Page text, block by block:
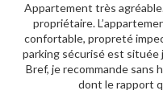
Appartement très
propriétaire.
confortable, propreté
parking sécurisé est située
Bref, je recommande
dont le rapport